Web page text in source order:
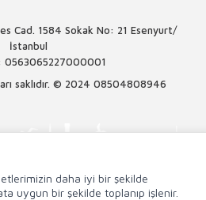
Cad. 1584 Sokak No: 21 Esenyurt/
İstanbul
0563065227000001
saklıdır. © 2024 08504808946
daha iyi bir şekilde
uygun bir şekilde toplanıp işlenir.